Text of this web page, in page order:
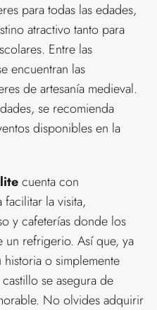
para todas las edades,
atractivo tanto para
Entre las
encuentran las
de artesanía medieval.
se recomienda
disponibles en la
cuenta con
facilitar la visita,
y cafeterías donde los
un refrigerio. Así que, ya
o simplemente
se asegura de
No olvides adquirir